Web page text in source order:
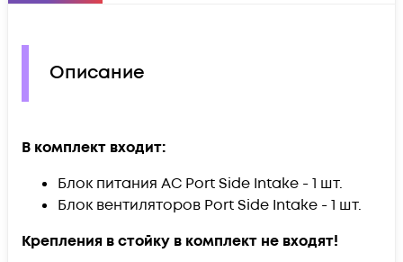
Описание
В комплект входит:
Блок питания AC Port Side Intake - 1 шт.
Блок вентиляторов Port Side Intake - 1 шт.
Крепления в стойку в комплект не входят!